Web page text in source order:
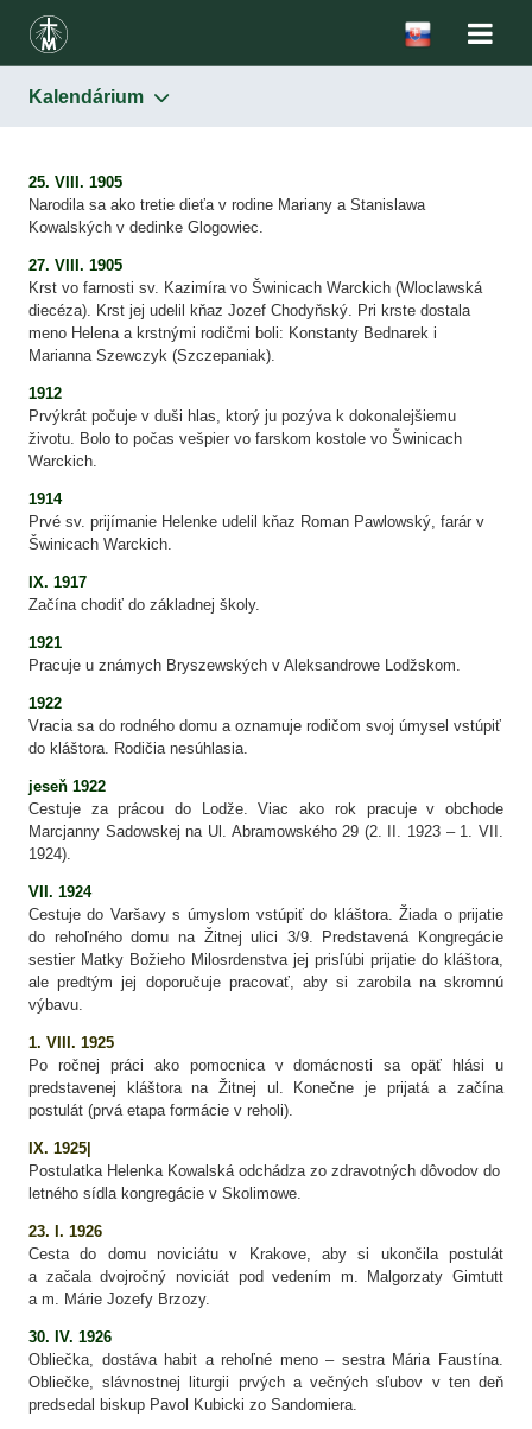
Kalendárium
Kalendárium
25. VIII. 1905
Narodila sa ako tretie dieťa v rodine Mariany a Stanislawa
Kowalských v dedinke Glogowiec.
27. VIII. 1905
Krst vo farnosti sv. Kazimíra vo Šwinicach Warckich (Wloclawská
diecéza). Krst jej udelil kňaz Jozef Chodyňský. Pri krste dostala
meno Helena a krstnými rodičmi boli: Konstanty Bednarek i
Marianna Szewczyk (Szczepaniak).
1912
Prvýkrát počuje v duši hlas, ktorý ju pozýva k dokonalejšiemu
životu. Bolo to počas vešpier vo farskom kostole vo Šwinicach
Warckich.
1914
Prvé sv. prijímanie Helenke udelil kňaz Roman Pawlowský, farár v
Šwinicach Warckich.
IX. 1917
Začína chodiť do základnej školy.
1921
Pracuje u známych Bryszewských v Aleksandrowe Lodžskom.
1922
Vracia sa do rodného domu a oznamuje rodičom svoj úmysel vstúpiť
do kláštora. Rodičia nesúhlasia.
jeseň 1922
Cestuje za prácou do Lodže. Viac ako rok pracuje v obchode
Marcjanny Sadowskej na Ul. Abramowského 29 (2. II. 1923 – 1. VII.
1924).
VII. 1924
Cestuje do Varšavy s úmyslom vstúpiť do kláštora. Žiada o prijatie
do rehoľného domu na Žitnej ulici 3/9. Predstavená Kongregácie
sestier Matky Božieho Milosrdenstva jej prisľúbi prijatie do kláštora,
ale predtým jej doporučuje pracovať, aby si zarobila na skromnú
výbavu.
1. VIII. 1925
Po ročnej práci ako pomocnica v domácnosti sa opäť hlási u
predstavenej kláštora na Žitnej ul. Konečne je prijatá a začína
postulát (prvá etapa formácie v reholi).
IX. 1925|
Postulatka Helenka Kowalská odchádza zo zdravotných dôvodov do
letného sídla kongregácie v Skolimowe.
23. I. 1926
Cesta do domu noviciátu v Krakove, aby si ukončila postulát
a začala dvojročný noviciát pod vedením m. Malgorzaty Gimtutt
a m. Márie Jozefy Brzozy.
30. IV. 1926
Obliečka, dostáva habit a rehoľné meno – sestra Mária Faustína.
Obliečke, slávnostnej liturgii prvých a večných sľubov v ten deň
predsedal biskup Pavol Kubicki zo Sandomiera.